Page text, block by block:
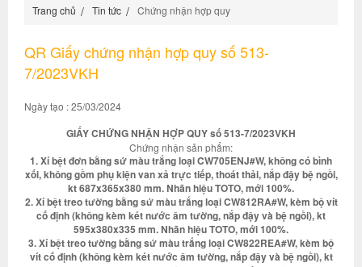
Trang chủ Tin tức Chứng nhận hợp quy
QR Giấy chứng nhận hợp quy số 513-
7/2023VKH
Ngày tạo : 25/03/2024
GIẤY CHỨNG NHẬN HỢP QUY số 513-7/2023VKH
Chứng nhận sản phẩm:
1. Xí bệt đơn bằng sứ màu trắng loại CW705ENJ#W, không có bình
xối, không gồm phụ kiện van xả trực tiếp, thoát thải, nắp đậy bệ ngồi,
kt 687x365x380 mm. Nhãn hiệu TOTO, mới 100%.
2. Xí bệt treo tường bằng sứ màu trắng loại CW812RA#W, kèm bộ vít
cố định (không kèm két nước âm tường, nắp đậy và bệ ngồi), kt
595x380x335 mm. Nhãn hiệu TOTO, mới 100%.
3. Xí bệt treo tường bằng sứ màu trắng loại CW822REA#W, kèm bộ
vít cố định (không kèm két nước âm tường, nắp đậy và bệ ngồi), kt